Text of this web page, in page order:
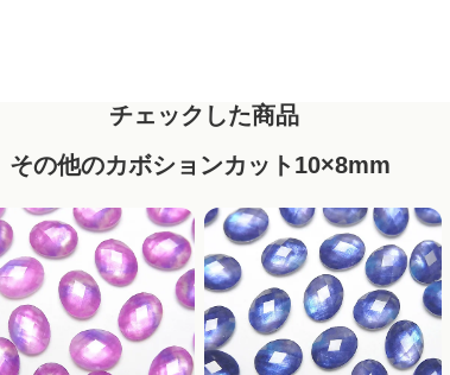
チェックした商品
その他のカボションカット10×8mm